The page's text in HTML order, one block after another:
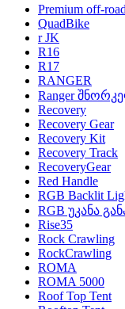
Premium off-
QuadBike
r JK
R16
R17
RANGER
Ranger
Recovery
Recovery Gear
Recovery Kit
Recovery Track
RecoveryGear
Red Handle
RGB Backlit
RGB უკანა
Rise35
Rock Crawling
RockCrawling
ROMA
ROMA 5000
Roof Top Tent